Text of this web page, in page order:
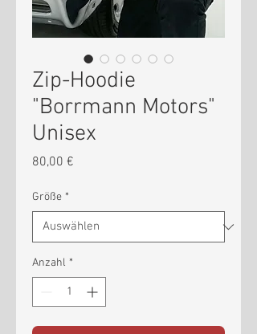
Zip-Hoodie
"Borrmann Motors"
Unisex
80,00 €
Größe *
Anzahl *